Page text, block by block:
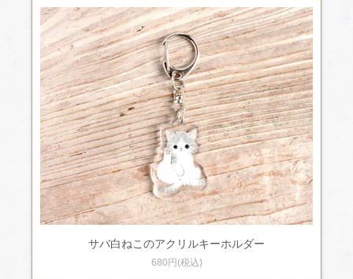
サバ白ねこのアクリルキーホルダー
680円(税込)